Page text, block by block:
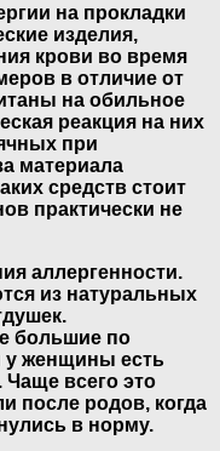
на прокладки
изделия,
крови во время
в отличие от
на обильное
реакция на них
при
материала
средств стоит
практически не
аллергенности.
из натуральных
большие по
у женщины есть
Чаще всего это
после родов, когда
в норму.